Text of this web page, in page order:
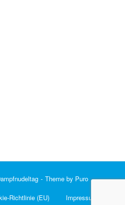
Theme by Puro
Richtlinie (EU) Impressum